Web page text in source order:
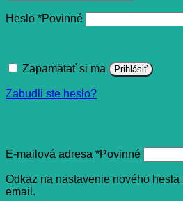
Heslo *Povinné
Zapamätať si ma Prihlásiť
Zabudli ste heslo?
E-mailová adresa *Povinné
Odkaz na nastavenie nového
email.